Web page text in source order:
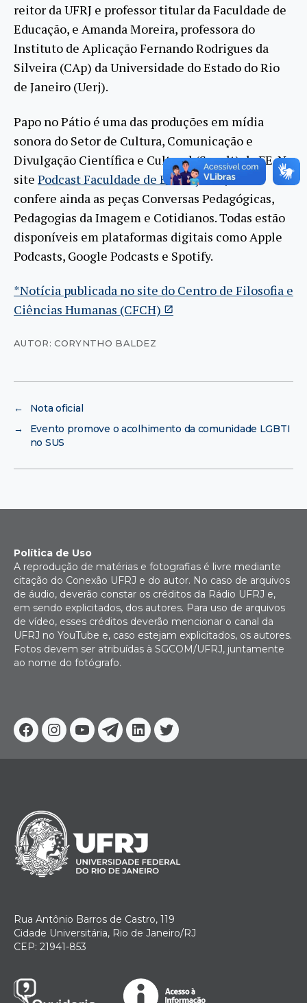
reitor da UFRJ e professor titular da Faculdade de
Educação, e Amanda Moreira, professora do
Instituto de Aplicação Fernando Rodrigues da
Silveira (CAp) da Universidade do Estado do Rio
de Janeiro (Uerj).
Papo no Pátio é uma das produções em mídia
sonora do Setor de Cultura, Comunicação e
Divulgação Científica e Cultural (Secult) da FE. No
site Podcast Faculdade de Educação
, você
confere ainda as peças Conversas Pedagógicas,
Pedagogias da Imagem e Cotidianos. Todas estão
disponíveis em plataformas digitais como Apple
Podcasts, Google Podcasts e Spotify.
*Notícia publicada no site do Centro de Filosofia e
Ciências Humanas (CFCH)
AUTOR: CORYNTHO BALDEZ
←
Nota oficial
→
Evento promove o acolhimento da comunidade LGBTI
no SUS
Facebook
Instagram
YoutubeTelegram
Linkedin
Twitter
Política de Uso
A reprodução de matérias e fotografias é livre mediante
citação do Conexão UFRJ e do autor. No caso de arquivos
de áudio, deverão constar os créditos da Rádio UFRJ e,
em sendo explicitados, dos autores. Para uso de arquivos
de vídeo, esses créditos deverão mencionar o canal da
UFRJ no YouTube e, caso estejam explicitados, os autores.
Fotos devem ser atribuídas à SGCOM/UFRJ, juntamente
ao nome do fotógrafo.
Rua Antônio Barros de Castro, 119
Cidade Universitária, Rio de Janeiro/RJ
CEP: 21941-853